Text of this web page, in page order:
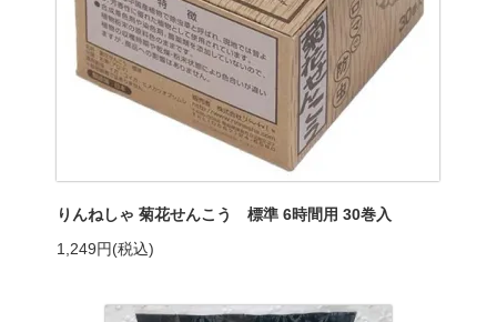
りんねしゃ 菊花せんこう 標準 6時間用 30巻入
1,249円(税込)